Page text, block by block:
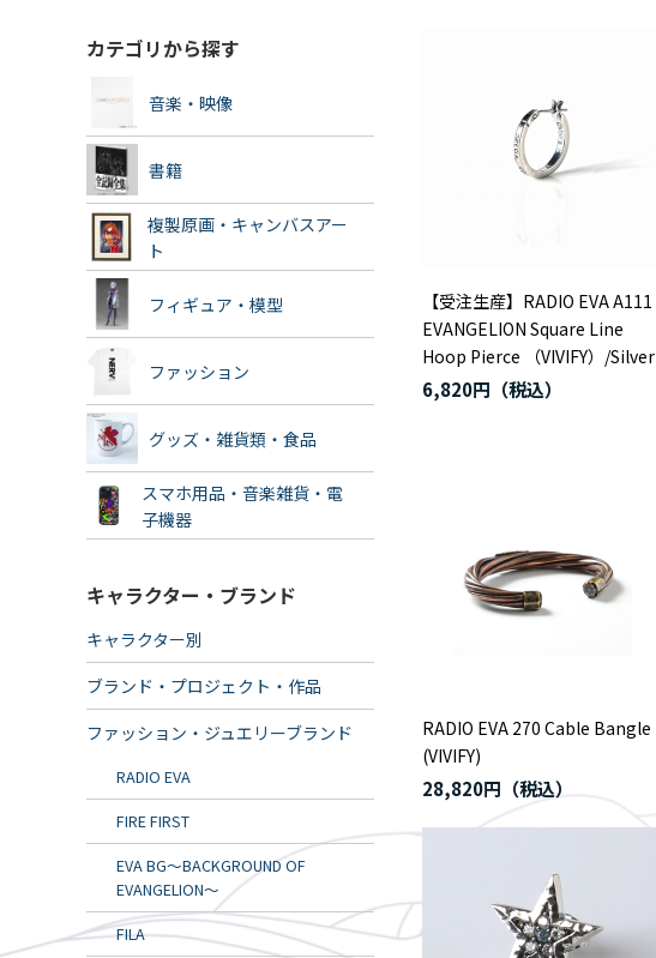
カテゴリから探す
音楽・映像
書籍
複製原画・キャンバスアー
ト
フィギュア・模型
ファッション
グッズ・雑貨類・食品
スマホ用品・音楽雑貨・電
子機器
キャラクター・ブランド
キャラクター別
ブランド・プロジェクト・作品
ファッション・ジュエリーブランド
RADIO EVA
FIRE FIRST
EVA BG～BACKGROUND OF
EVANGELION～
FILA
【受注生産】RADIO EVA A111
EVANGELION Square Line
Hoop Pierce （VIVIFY）/Silver
6,820円
RADIO EVA 270 Cable Bangle
(VIVIFY)
28,820円